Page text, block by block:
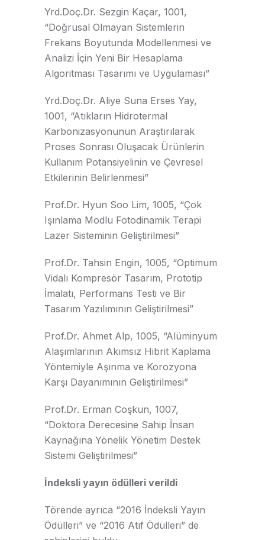
Yrd.Doç.Dr. Sezgin Kaçar, 1001,
“Doğrusal Olmayan Sistemlerin
Frekans Boyutunda Modellenmesi ve
Analizi İçin Yeni Bir Hesaplama
Algoritması Tasarımı ve Uygulaması”
Yrd.Doç.Dr. Aliye Suna Erses Yay,
1001, “Atıkların Hidrotermal
Karbonizasyonunun Araştırılarak
Proses Sonrası Oluşacak Ürünlerin
Kullanım Potansiyelinin ve Çevresel
Etkilerinin Belirlenmesi”
Prof.Dr. Hyun Soo Lim, 1005, “Çok
Işınlama Modlu Fotodinamik Terapi
Lazer Sisteminin Geliştirilmesi”
Prof.Dr. Tahsin Engin, 1005, “Optimum
Vidalı Kompresör Tasarım, Prototip
İmalatı, Performans Testi ve Bir
Tasarım Yazılımının Geliştirilmesi”
Prof.Dr. Ahmet Alp, 1005, “Alüminyum
Alaşımlarının Akımsız Hibrit Kaplama
Yöntemiyle Aşınma ve Korozyona
Karşı Dayanımının Geliştirilmesi”
Prof.Dr. Erman Coşkun, 1007,
“Doktora Derecesine Sahip İnsan
Kaynağına Yönelik Yönetim Destek
Sistemi Geliştirilmesi”
İndeksli yayın ödülleri verildi
Törende ayrıca “2016 İndeksli Yayın
Ödülleri” ve “2016 Atıf Ödülleri” de